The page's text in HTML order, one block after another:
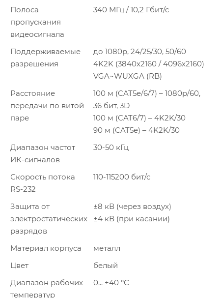
Полоса
пропускания
видеосигнала
340 МГц / 10,2 Гбит/с
Поддерживаемые
разрешения
до 1080p, 24/25/30, 50/60
4K2K (3840x2160 / 4096x2160)
VGA~WUXGA (RB)
Расстояние
передачи по витой
паре
100 м (CAT5e/6/7) – 1080p/60,
36 бит, 3D
100 м (CAT6/7) – 4K2K/30
90 м (CAT5e) – 4K2K/30
Диапазон частот
ИК-сигналов
30-50 кГц
Скорость потока
RS-232
110-115200 бит/с
Защита от
электростатических
разрядов
±8 кВ (через воздух)
±4 кВ (при касании)
Материал корпуса
металл
Цвет
белый
Диапазон рабочих
температур
0... +40 °С